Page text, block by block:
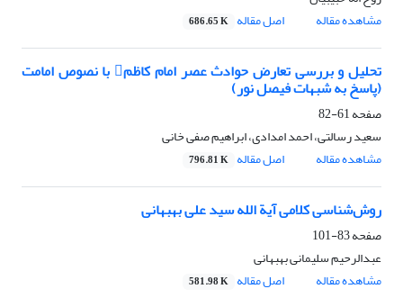
مشاهده مقاله
اصل مقاله 686.65 K
تحلیل و بررسی تعارض حوادث عصر امام کاظم با نصوص امامت
(پاسخ به شبهات فیصل نور)
صفحه61-82
سعید رسالتی، احمد امدادی، ابراهیم صفی خانی
مشاهده مقاله
اصل مقاله 796.81 K
روش‌شناسی کلامی آیة الله سید علی بهبهانی
صفحه83-101
عبدالرحیم سلیمانی بهبهانی
مشاهده مقاله
اصل مقاله 581.98 K